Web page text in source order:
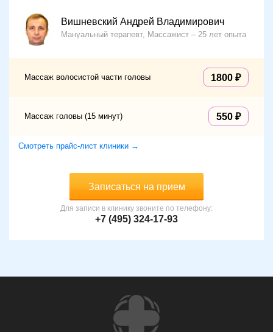
Вишневский Андрей Владимирович
Мануальный терапевт, Массажист 25 лет опыта
Массаж волосистой части головы 1800
Массаж головы (15 минут) 550
Смотреть прайс-лист клиники →
Записаться на прием
Для записи в клинику звоните по телефону:
+7 (495) 324-17-93